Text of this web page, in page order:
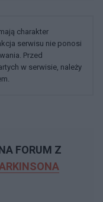
charakter
serwisu nie ponosi
Przed
w serwisie, należy
FORUM Z